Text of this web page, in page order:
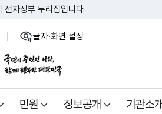
전자정부 누리집입니다
글자·화면 설정
민원 정보공개 기관소개